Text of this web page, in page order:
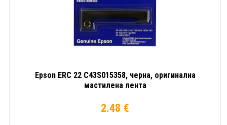
Epson ERC 22 C43S015358, черна, оригинална
мастилена лента
2.48 €